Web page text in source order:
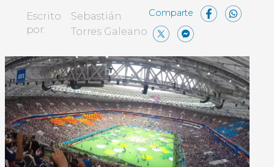
Escrito
por:
Sebastián
Torres Galeano
X